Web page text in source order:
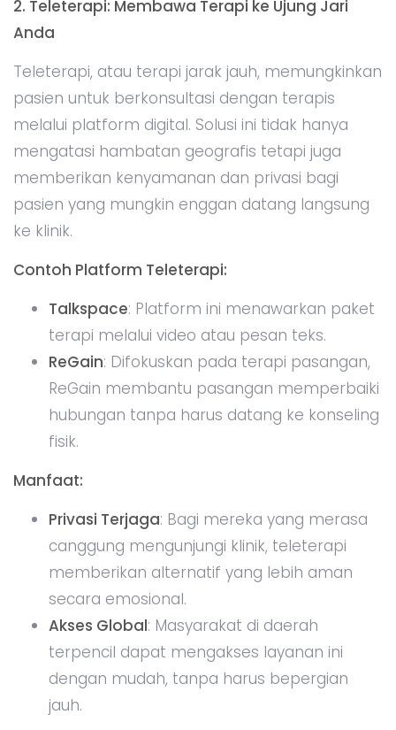
2. Teleterapi: Membawa Terapi ke Ujung Jari
Anda
Teleterapi, atau terapi jarak jauh, memungkinkan
pasien untuk berkonsultasi dengan terapis
melalui platform digital. Solusi ini tidak hanya
mengatasi hambatan geografis tetapi juga
memberikan kenyamanan dan privasi bagi
pasien yang mungkin enggan datang langsung
ke klinik.
Contoh Platform Teleterapi:
Talkspace: Platform ini menawarkan paket
terapi melalui video atau pesan teks.
ReGain: Difokuskan pada terapi pasangan,
ReGain membantu pasangan memperbaiki
hubungan tanpa harus datang ke konseling
fisik.
Manfaat:
Privasi Terjaga: Bagi mereka yang merasa
canggung mengunjungi klinik, teleterapi
memberikan alternatif yang lebih aman
secara emosional.
Akses Global: Masyarakat di daerah
terpencil dapat mengakses layanan ini
dengan mudah, tanpa harus bepergian
jauh.